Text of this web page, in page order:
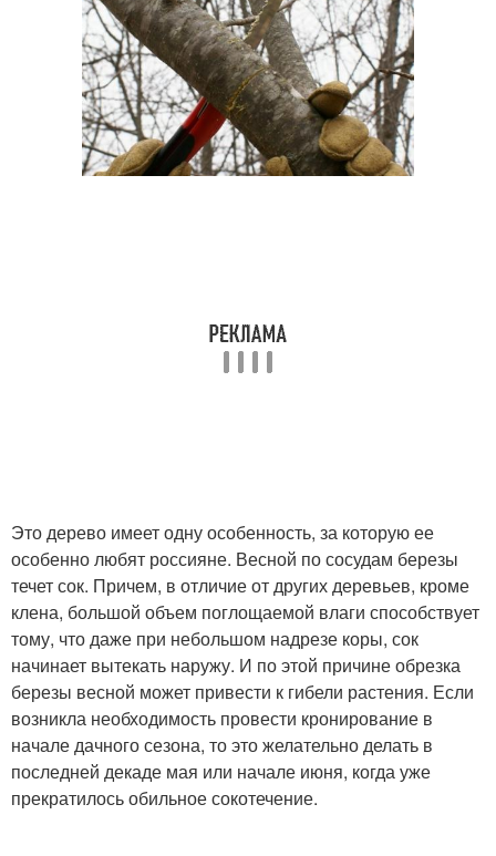
Это дерево имеет одну особенность, за которую ее
особенно любят россияне. Весной по сосудам березы
течет сок. Причем, в отличие от других деревьев, кроме
клена, большой объем поглощаемой влаги способствует
тому, что даже при небольшом надрезе коры, сок
начинает вытекать наружу. И по этой причине обрезка
березы весной может привести к гибели растения. Если
возникла необходимость провести кронирование в
начале дачного сезона, то это желательно делать в
последней декаде мая или начале июня, когда уже
прекратилось обильное сокотечение.